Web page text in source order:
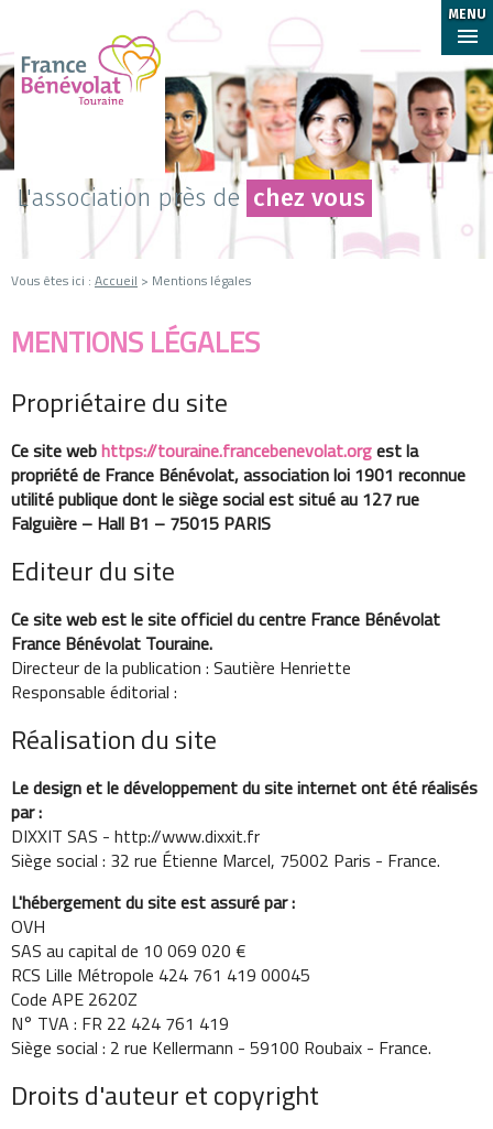
MENU
L'association près de chez vous
Vous êtes ici : Accueil > Mentions légales
MENTIONS LÉGALES
Propriétaire du site
Ce site webhttps://touraine.francebenevolat.orgest la
propriété de France Bénévolat, association loi 1901 reconnue
utilité publique dont le siège social est situé au 127 rue
Falguière – Hall B1 – 75015 PARIS
Editeur du site
Ce site web est le site officiel du centre France Bénévolat
France Bénévolat Touraine.
Directeur de la publication : Sautière Henriette
Responsable éditorial :
Réalisation du site
Le design et le développement du site internet ont été réalisés
par :
DIXXIT SAS - http://www.dixxit.fr
Siège social : 32 rue Étienne Marcel, 75002 Paris - France.
L'hébergement du site est assuré par :
OVH
SAS au capital de 10 069 020 €
RCS Lille Métropole 424 761 419 00045
Code APE 2620Z
N° TVA : FR 22 424 761 419
Siège social : 2 rue Kellermann - 59100 Roubaix - France.
Droits d'auteur et copyright